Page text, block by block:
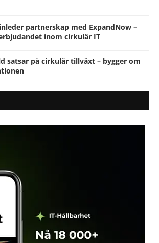
partnerskap med ExpandNow –
inom cirkulär IT
satsar på cirkulär tillväxt – bygger om